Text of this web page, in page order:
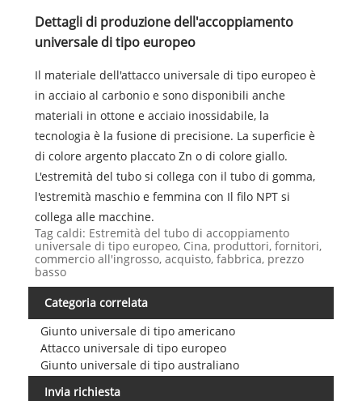
Dettagli di produzione dell'accoppiamento
universale di tipo europeo
Il materiale dell'attacco universale di tipo europeo è
in acciaio al carbonio e sono disponibili anche
materiali in ottone e acciaio inossidabile, la
tecnologia è la fusione di precisione. La superficie è
di colore argento placcato Zn o di colore giallo.
L'estremità del tubo si collega con il tubo di gomma,
l'estremità maschio e femmina con Il filo NPT si
collega alle macchine.
Tag caldi: Estremità del tubo di accoppiamento
universale di tipo europeo, Cina, produttori, fornitori,
commercio all'ingrosso, acquisto, fabbrica, prezzo
basso
Categoria correlata
Giunto universale di tipo americano
Attacco universale di tipo europeo
Giunto universale di tipo australiano
Invia richiesta